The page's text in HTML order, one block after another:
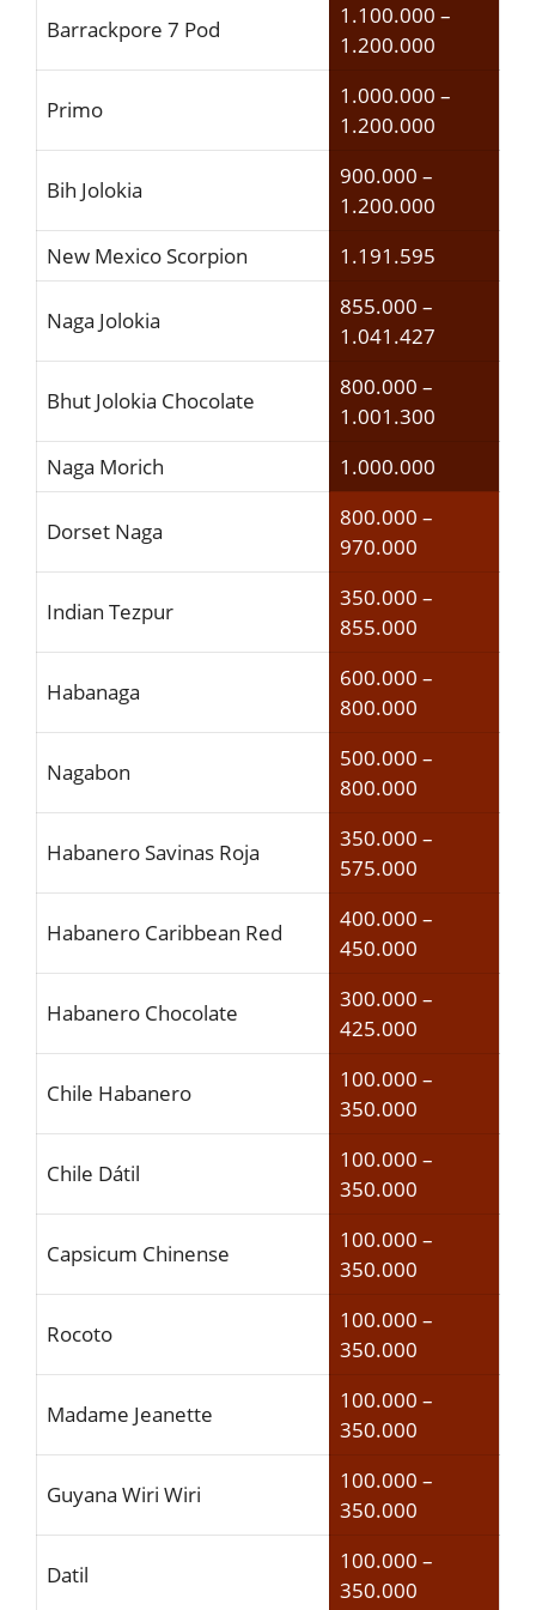
Barrackpore 7 Pod
1.100.000 –
1.200.000
Primo
1.000.000 –
1.200.000
Bih Jolokia
900.000 –
1.200.000
New Mexico Scorpion
1.191.595
Naga Jolokia
855.000 –
1.041.427
Bhut Jolokia Chocolate
800.000 –
1.001.300
Naga Morich
1.000.000
Dorset Naga
800.000 –
970.000
Indian Tezpur
350.000 –
855.000
Habanaga
600.000 –
800.000
Nagabon
500.000 –
800.000
Habanero Savinas Roja
350.000 –
575.000
Habanero Caribbean Red
400.000 –
450.000
Habanero Chocolate
300.000 –
425.000
Chile Habanero
100.000 –
350.000
Chile Dátil
100.000 –
350.000
Capsicum Chinense
100.000 –
350.000
Rocoto
100.000 –
350.000
Madame Jeanette
100.000 –
350.000
Guyana Wiri Wiri
100.000 –
350.000
Datil
100.000 –
350.000